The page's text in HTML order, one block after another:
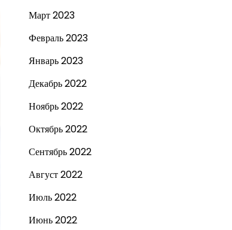
Март 2023
Февраль 2023
Январь 2023
Декабрь 2022
Ноябрь 2022
Октябрь 2022
Сентябрь 2022
Август 2022
Июль 2022
Июнь 2022